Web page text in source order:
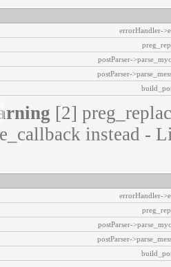
errorHandler-
postParser-
postParser-
[2]
instead -
errorHandler-
postParser-
postParser-